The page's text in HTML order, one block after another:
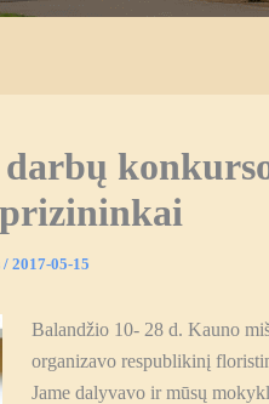
/ 2017-05-15
Balandžio 10- 28 d. Kauno
organizavo respublikinį
Jame dalyvavo ir mūsų